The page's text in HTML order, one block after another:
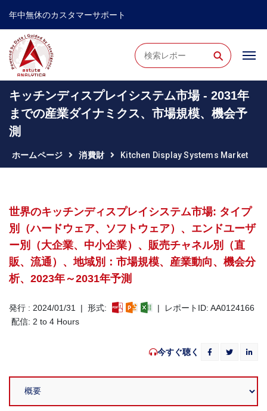
年中無休のカスタマーサポート
⚲
キッチンディスプレイシステム市場 - 2031年
までの産業ダイナミクス、市場規模、機会予
測
ホームページ 消費財 Kitchen Display Systems Market
世界のキッチンディスプレイシステム市場: タイプ
別（ハードウェア、ソフトウェア）、エンドユーザ
ー別（大企業、中小企業）、販売チャネル別（直
販、流通）、地域別：市場規模、産業動向、機会分
析、2023年～2031年予測
発行 : 2024/01/31 | 形式:
| レポートID: AA0124166
配信: 2 to 4 Hours
今すぐ聴く